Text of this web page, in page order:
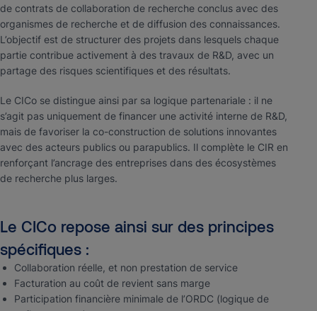
de contrats de collaboration de recherche conclus avec des
organismes de recherche et de diffusion des connaissances.
L’objectif est de structurer des projets dans lesquels chaque
partie contribue activement à des travaux de R&D, avec un
partage des risques scientifiques et des résultats.
Le CICo se distingue ainsi par sa logique partenariale : il ne
s’agit pas uniquement de financer une activité interne de R&D,
mais de favoriser la co-construction de solutions innovantes
avec des acteurs publics ou parapublics. Il complète le CIR en
renforçant l’ancrage des entreprises dans des écosystèmes
de recherche plus larges.
Le CICo repose ainsi sur des principes
spécifiques :
Collaboration réelle, et non prestation de service
Facturation au coût de revient sans marge
Participation financière minimale de l’ORDC (logique de